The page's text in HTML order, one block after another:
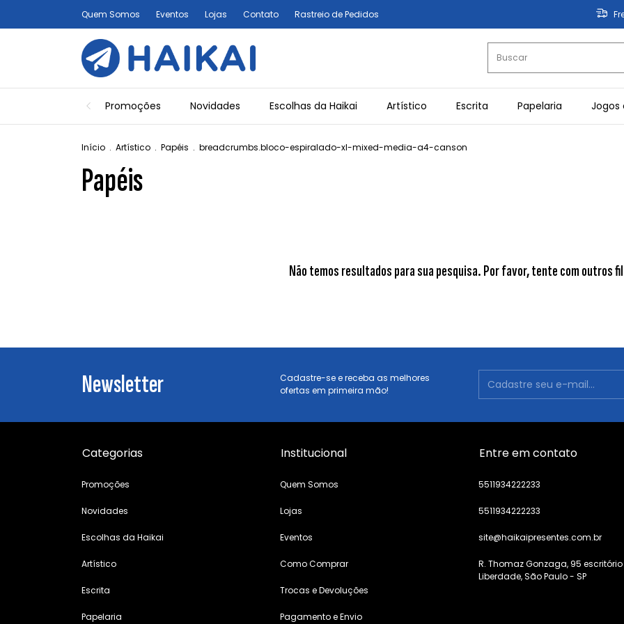
Quem Somos Eventos Lojas Contato Rastreio de Pedidos
Promoções Novidades Escolhas da Haikai Artístico Escrita Papelaria Jogos
Início . Artístico . Papéis . breadcrumbs.bloco-espiralado-xl-mixed-media-a4-canson
Papéis
Não temos resultados para sua pesquisa. Por favor, tente com outros
Newsletter
Cadastre-se e receba as melhores
ofertas em primeira mão!
Categorias
Promoções
Novidades
Escolhas da Haikai
Artístico
Escrita
Papelaria
Institucional
Quem Somos
Lojas
Eventos
Como Comprar
Trocas e Devoluções
Pagamento e Envio
Entre em contato
5511934222233
5511934222233
site@haikaipresentes.com.br
R. Thomaz Gonzaga, 95
Liberdade, São Paulo - SP